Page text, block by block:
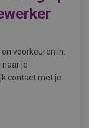
voorkeuren in.
je
contact met je